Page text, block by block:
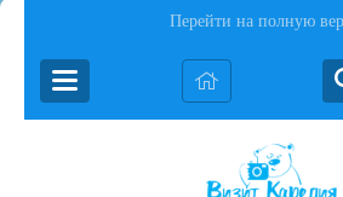
Перейти на полную